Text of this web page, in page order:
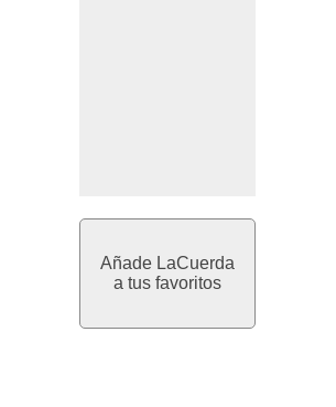
Añade LaCuerda
a tus favoritos